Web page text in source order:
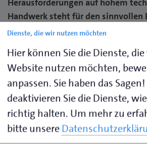
Herausforderungen auf hohem
Handwerk steht für den sinnvollen
fortschrittlicher Technologien zur
Energieeinsparung und hohes
allen Bereichen.
Ausbildungsberatung
Dienste, die wir nutzen möchten
Hier können Sie die Dienste,
Website nutzen möchten,
anpassen. Sie haben das
deaktivieren Sie die Dienste,
richtig halten. Um mehr zu
bitte unsere